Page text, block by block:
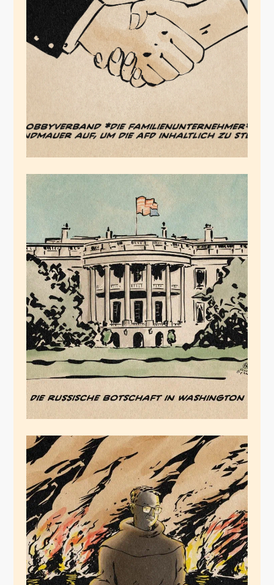
Die
Familienunternehmer
November 24, 2025
Der russische
Botschafter
November 23, 2025
Bruder Linnemann
November 21, 2025